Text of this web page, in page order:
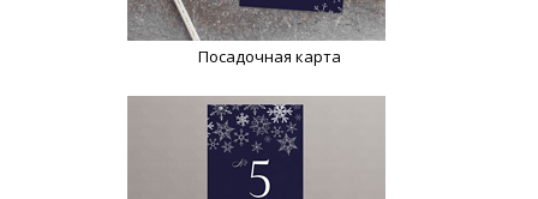
Посадочная карта